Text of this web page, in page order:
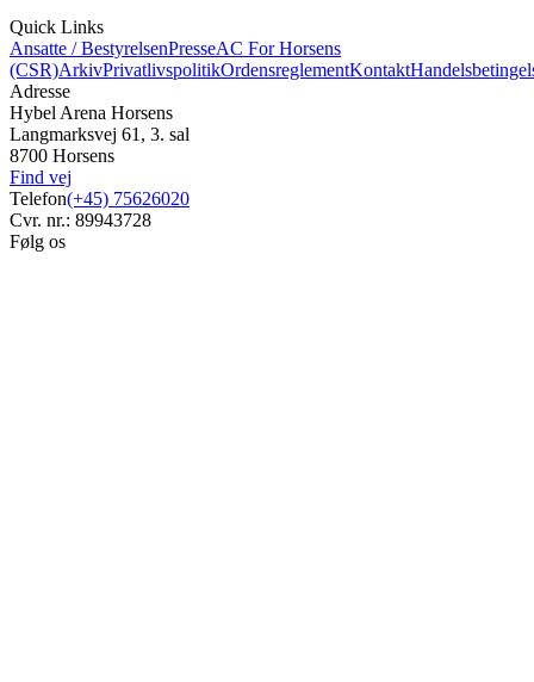
Quick Links
Ansatte / BestyrelsenPresseAC For Horsens
(CSR)ArkivPrivatlivspolitikOrdensreglementKontakt
Adresse
Hybel Arena Horsens
Langmarksvej 61, 3. sal
8700 Horsens
Find vej
Telefon(+45) 75626020
Cvr. nr.: 89943728
Følg os